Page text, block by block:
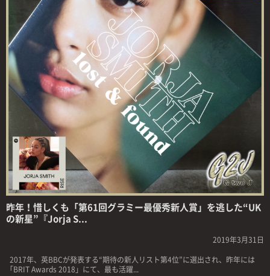
昨年！惜しくも「第61回グラミー最優秀新人賞」を逃した“UK
の新星”『Jorja S...
2019年3月31日
2017年、英BBCが発表する“期待の新人リスト第4位”に選出され、昨年には
「BRIT Awards 2018」にて、最も活躍...